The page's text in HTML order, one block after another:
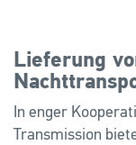
Lieferung
In enger
Transmission